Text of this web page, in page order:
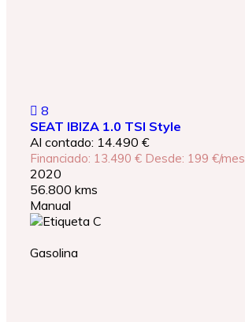
8
SEAT IBIZA 1.0 TSI Style
Al contado: 14.490 €
Financiado: 13.490 € Desde: 199 €/mes
2020
56.800 kms
Manual
Gasolina